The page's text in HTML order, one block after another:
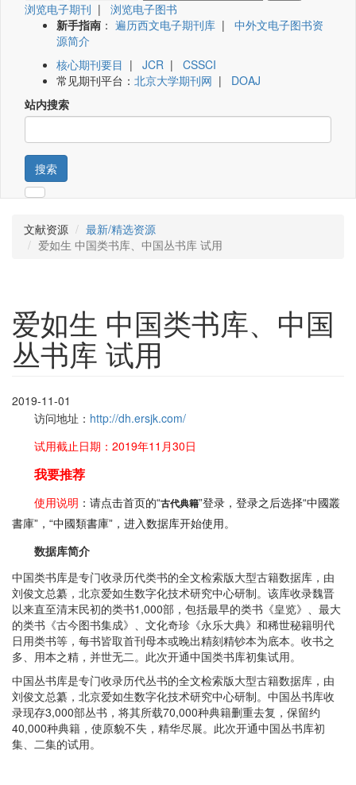
浏览电子期刊 | 浏览电子图书
新手指南 ： 遍历西文电子期刊库 | 中外文电子图书资
源简介
核心期刊要目 | JCR | CSSCI
常见期刊平台： 北京大学期刊网 | DOAJ
站内搜索
搜索
文献资源
最新/精选资源
爱如生 中国类书库、中国丛书库 试用
爱如生 中国类书库、中国
丛书库 试用
2019-11-01
访问地址： http://dh.ersjk.com/
试用截止日期：2019年11月30日
我要推荐
使用说明 ：请点击首页的“古代典籍”登录，登录之后选择“中國叢
書庫”，“中國類書庫”，进入数据库开始使用。
数据库简介
中国类书库是专门收录历代类书的全文检索版大型古籍数据库，由
刘俊文总纂，北京爱如生数字化技术研究中心研制。该库收录魏晋
以来直至清末民初的类书1,000部，包括最早的类书《皇览》、最大
的类书《古今图书集成》、文化奇珍《永乐大典》和稀世秘籍明代
日用类书等，每书皆取首刊母本或晚出精刻精钞本为底本。收书之
多、用本之精，并世无二。此次开通中国类书库初集试用。
中国丛书库是专门收录历代丛书的全文检索版大型古籍数据库，由
刘俊文总纂，北京爱如生数字化技术研究中心研制。中国丛书库收
录现存3,000部丛书，将其所载70,000种典籍删重去复，保留约
40,000种典籍，使原貌不失，精华尽展。此次开通中国丛书库初
集、二集的试用。